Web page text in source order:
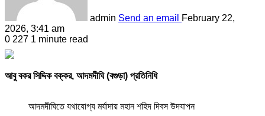
admin Send an email
February 22,
2026, 3:41 am
0 227 1 minute read
আবু বকর সিদ্দিক বক্কর, আদমদীঘি (বগুড়া) প্রতিনিধি
আদমদীঘিতে যথাযোগ্য মর্যাদায় মহান শহিদ দিবস উদযাপন